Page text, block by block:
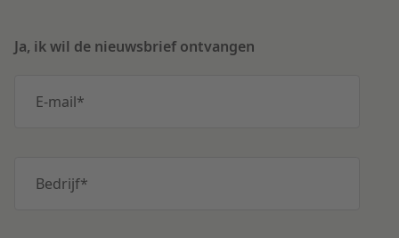
Ja, ik wil de nieuwsbrief ontvangen
E-mail*
Bedrijf*